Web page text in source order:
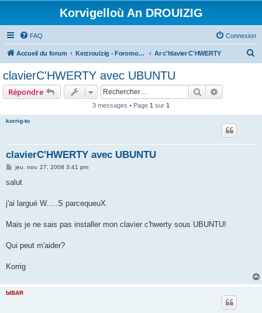
Korvigelloù An DROUIZIG
FAQ Connexion
Accueil du forum Kerzrouizig - Foromoù An Drouizig Ar c'hlavier C'HWERTY
clavierC'HWERTY avec UBUNTU
Répondre Rechercher
3 messages • Page 1 sur 1
korrig-to
clavierC'HWERTY avec UBUNTU
M
s
g
jeu. nov. 27, 2008 3:41 pm
salut
j'ai largué W.....S parcequeuX.
Mais je ne sais pas installer mon clavier c'hwerty sous UBUNTU!
Qui peut m'aider?
Korrig
bIBAR